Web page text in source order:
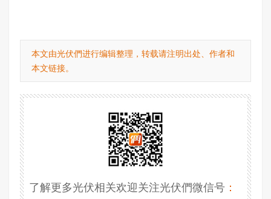
本文由光伏們进行编辑整理，转载请注明出处、作者和
本文链接。
了解更多光伏相关欢迎关注光伏們微信号 ：